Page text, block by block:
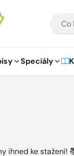
Speciály
ihned ke stažení!